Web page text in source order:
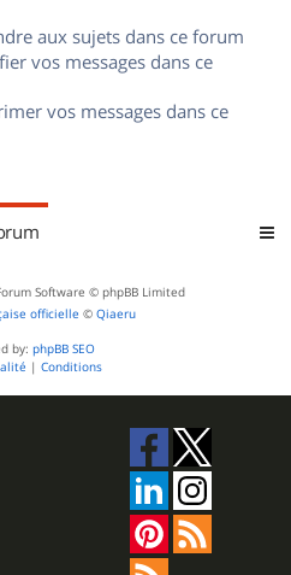
aux sujets dans ce forum
vos messages dans ce
vos messages dans ce
Software © phpBB Limited
officielle © Qiaeru
by: phpBB SEO
| Conditions